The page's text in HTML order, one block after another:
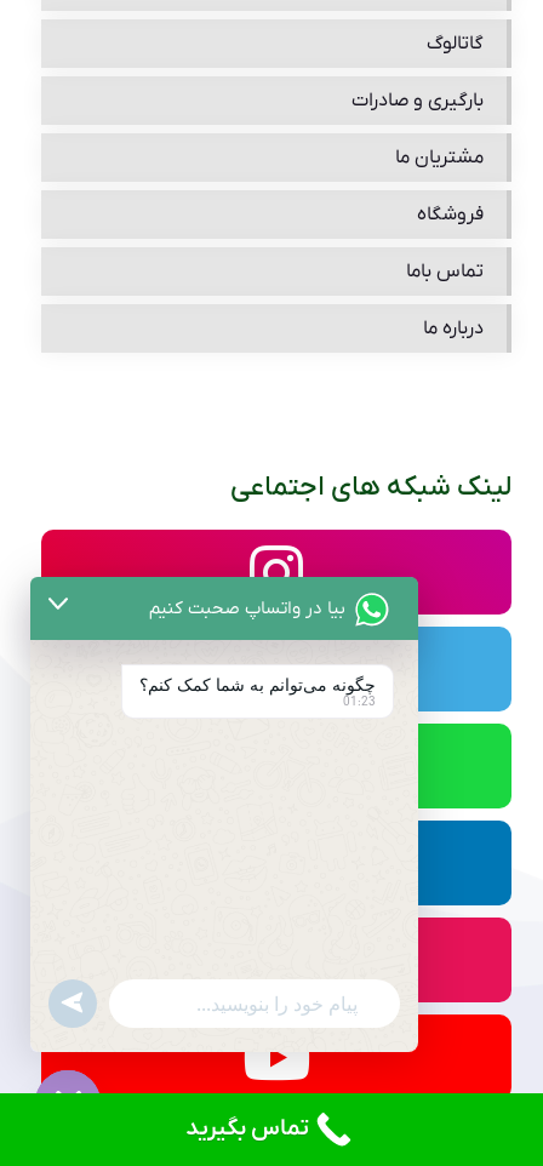
گاتالوگ
بارگیری و صادرات
مشتریان ما
فروشگاه
تماس باما
درباره ما
لینک شبکه های اجتماعی
تماس بگیرید
بیا در واتساپ صحبت کنیم
چگونه می‌توانم به شما کمک کنم؟
01:23
WhatsApp
Message
undefined